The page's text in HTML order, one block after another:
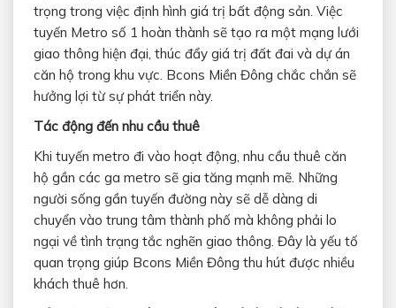
trọng trong việc định hình giá trị bất động sản. Việc
tuyến Metro số 1 hoàn thành sẽ tạo ra một mạng lưới
giao thông hiện đại, thúc đẩy giá trị đất đai và dự án
căn hộ trong khu vực. Bcons Miền Đông chắc chắn sẽ
hưởng lợi từ sự phát triển này.
Tác động đến nhu cầu thuê
Khi tuyến metro đi vào hoạt động, nhu cầu thuê căn
hộ gần các ga metro sẽ gia tăng mạnh mẽ. Những
người sống gần tuyến đường này sẽ dễ dàng di
chuyển vào trung tâm thành phố mà không phải lo
ngại về tình trạng tắc nghẽn giao thông. Đây là yếu tố
quan trọng giúp Bcons Miền Đông thu hút được nhiều
khách thuê hơn.